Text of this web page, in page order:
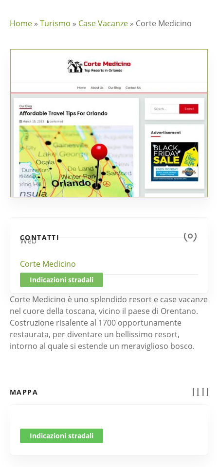
Home » Turismo » Case Vacanze » Corte Medicino
CONTATTI
Web
Corte Medicino
Indicazioni stradali
Corte Medicino è uno splendido resort e case vacanze
nel cuore della toscana, vicino il paese di Orentano.
Costruzione risalente al 1700 opportunamente
restaurata, per diventare un bellissimo resort,
intorno al quale si estende un meraviglioso bosco.
MAPPA
Indicazioni stradali